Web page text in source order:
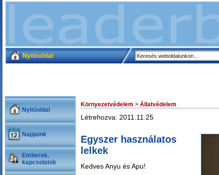
Nyitóoldal
Nyitóoldal
Napjaink
Emberek,
kapcsolatok
Környezetvédelem > Állatvédelem
Létrehozva: 2011.11.25
Egyszer használatos
lelkek
Kedves Anyu és Apu!